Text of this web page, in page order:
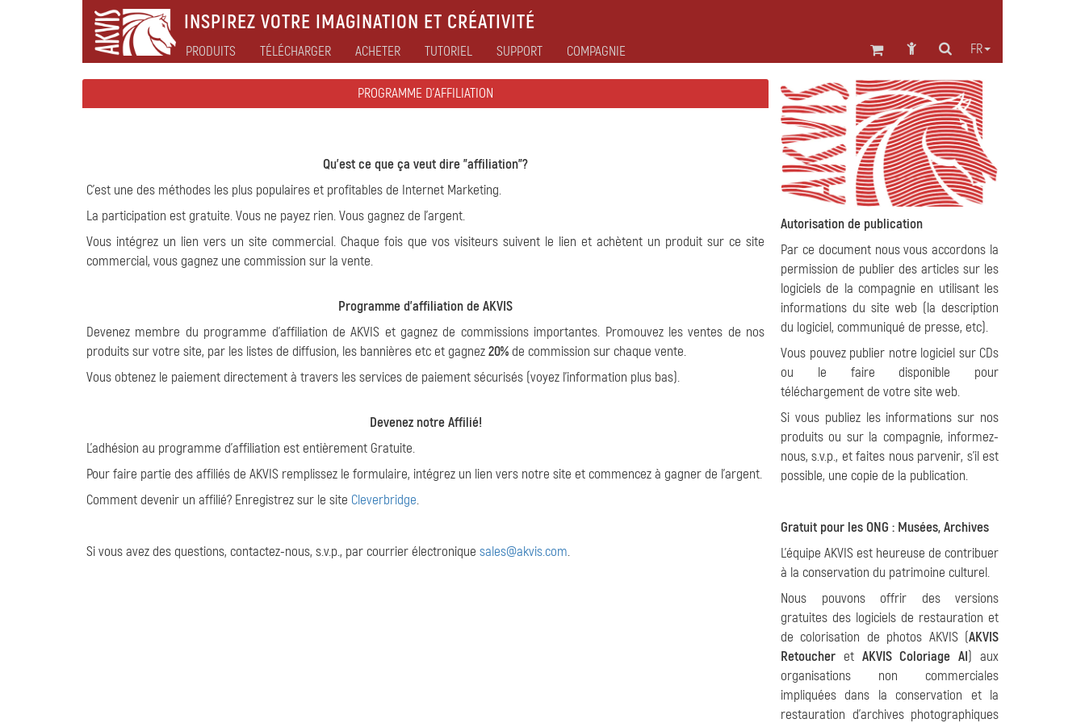
INSPIREZ VOTRE IMAGINATION ET CRÉATIVITÉ
FR
PRODUITS TÉLÉCHARGER ACHETER TUTORIEL SUPPORT COMPAGNIE
PROGRAMME D'AFFILIATION
Qu'est ce que ça veut dire "affiliation"?
C'est une des méthodes les plus populaires et profitables de Internet Marketing.
La participation est gratuite. Vous ne payez rien. Vous gagnez de l'argent.
Vous intégrez un lien vers un site commercial. Chaque fois que vos visiteurs suivent le lien et achètent un produit sur ce site
commercial, vous gagnez une commission sur la vente.
Programme d'affiliation de AKVIS
Devenez membre du programme d'affiliation de AKVIS et gagnez de commissions importantes. Promouvez les ventes de nos
produits sur votre site, par les listes de diffusion, les bannières etc et gagnez20% de commission sur chaque vente.
Vous obtenez le paiement directement à travers les services de paiement sécurisés (voyez l'information plus bas).
Devenez notre Affilié!
L'adhésion au programme d'affiliation est entièrement Gratuite.
Pour faire partie des affiliés de AKVIS remplissez le formulaire, intégrez un lien vers notre site et commencez à gagner de l'argent.
Comment devenir un affilié? Enregistrez sur le site Cleverbridge.
Si vous avez des questions, contactez-nous, s.v.p., par courrier électronique sales@akvis.com.
Autorisation de publication
Par ce document nous vous accordons la
permission de publier des articles sur les
logiciels de la compagnie en utilisant les
informations du site web (la description
du logiciel, communiqué de presse, etc).
Vous pouvez publier notre logiciel sur CDs
ou le faire disponible pour
téléchargement de votre site web.
Si vous publiez les informations sur nos
produits ou sur la compagnie, informez-
nous, s.v.p., et faites nous parvenir, s'il est
possible, une copie de la publication.
Gratuit pour les ONG : Musées, Archives
L'équipe AKVIS est heureuse de contribuer
à la conservation du patrimoine culturel.
Nous pouvons offrir des versions
gratuites des logiciels de restauration et
de colorisation de photos AKVIS (AKVIS
Retoucher et AKVIS Coloriage AI) aux
organisations non commerciales
impliquées dans la conservation et la
restauration d'archives photographiques